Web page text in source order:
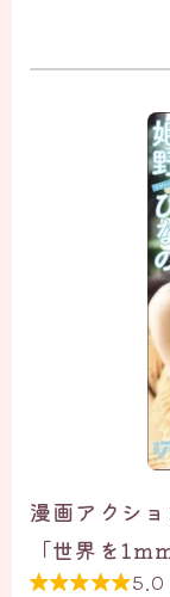
漫画アクシ
「世界を
5.0